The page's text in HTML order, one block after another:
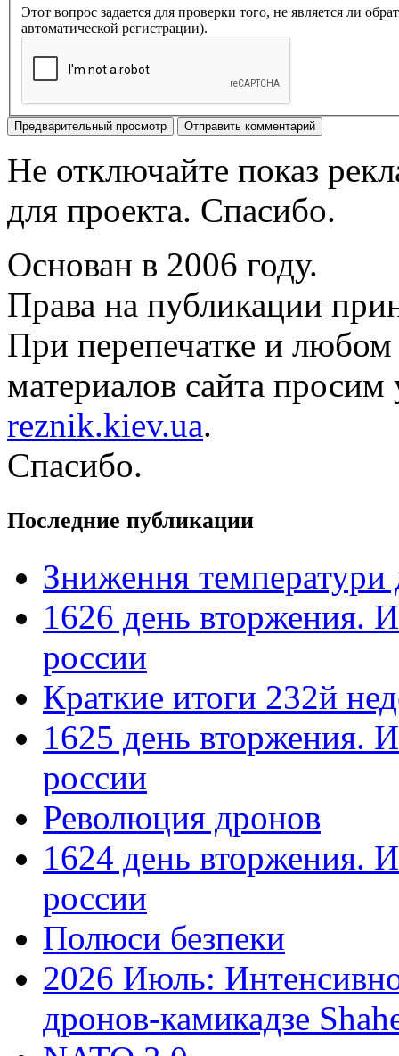
Этот вопрос задается для проверки того, не является ли
автоматической регистрации).
Не отключайте показ
для проекта. Спасибо.
Основан в 2006 году.
Права на публикации
При перепечатке и
материалов сайта просим
reznik.kiev.ua.
Спасибо.
Последние публикации
Зниження температури
1626 день вторжения.
россии
Краткие итоги 232й
1625 день вторжения.
россии
Революция дронов
1624 день вторжения.
россии
Полюси безпеки
2026 Июль:
дронов-камикадзе